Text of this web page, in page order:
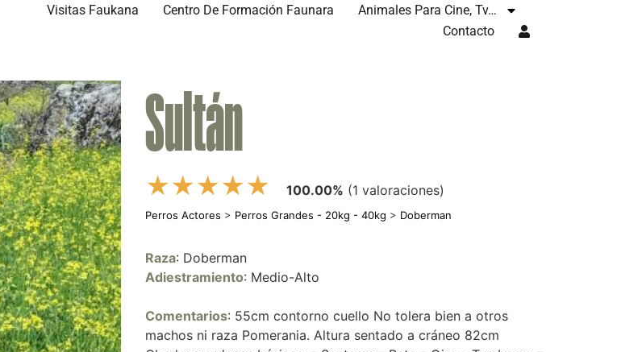
Visitas Faukana Centro De Formación Faunara
Animales Para Cine, Tv…
Contacto
Sultán
★★★★★ 100.00% (1 valoraciones)
Perros Actores > Perros Grandes - 20kg - 40kg > Doberman
Raza: Doberman
Adiestramiento: Medio-Alto
Comentarios: 55cm contorno cuello No tolera bien a otros
machos ni raza Pomerania. Altura sentado a cráneo 82cm